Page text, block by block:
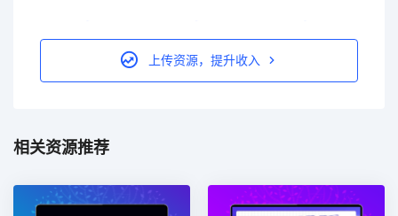
上传资源，提升收入
相关资源推荐